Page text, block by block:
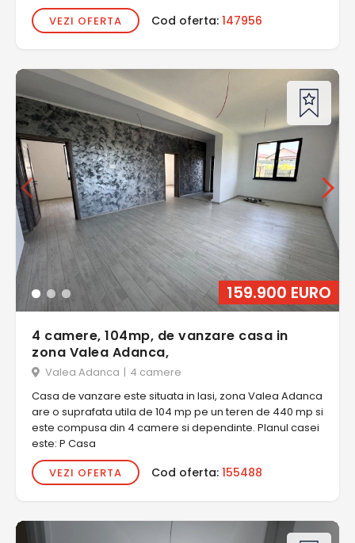
VEZI OFERTA
Cod oferta: 147956
159.900 EURO
4 camere, 104mp, de vanzare casa in
zona Valea Adanca,
Valea Adanca | 4 camere
Casa de vanzare este situata in Iasi, zona Valea Adanca
are o suprafata utila de 104 mp pe un teren de 440 mp si
este compusa din 4 camere si dependinte. Planul casei
este: P Casa
VEZI OFERTA
Cod oferta: 155488